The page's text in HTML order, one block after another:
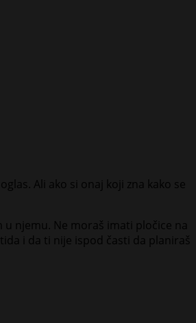
Ali ako si onaj koji zna kako se
njemu. Ne moraš imati pločice na
i da ti nije ispod časti da planiraš